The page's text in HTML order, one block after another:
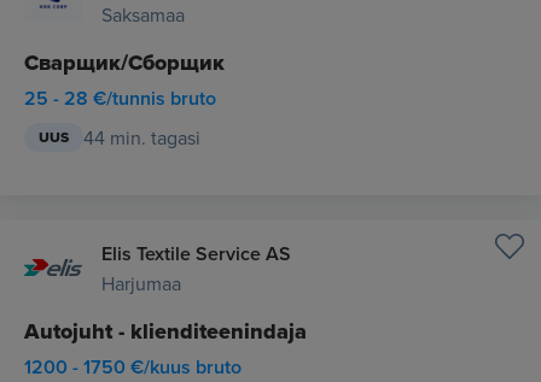
Saksamaa
Сварщик/Сборщик
25 - 28 €/tunnis bruto
UUS 44 min. tagasi
Elis Textile Service AS
Harjumaa
Autojuht - klienditeenindaja
1200 - 1750 €/kuus bruto